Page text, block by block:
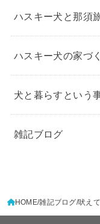
ハスキー犬と那須
ハスキー犬の家づ
犬と暮らすという
雑記ブログ
HOME 雑記ブログ 吠え